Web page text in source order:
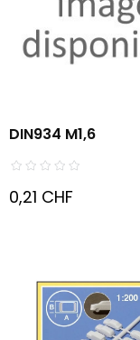
DIN934 M1,6
0,21 CHF